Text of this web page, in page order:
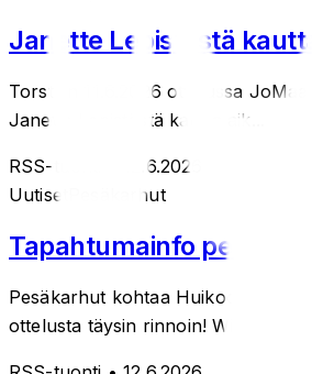
Janette Lepistöstä
Torstain 11.6.2026 ottelussa
Janette Lepistöstä kautta aik...
RSS-tuonti
• 12.6.2026
Uutiset
Pesäkarhut
Tapahtumainfo pe 12.6.
Pesäkarhut kohtaa Huikoo
ottelusta täysin rinnoin! Winston